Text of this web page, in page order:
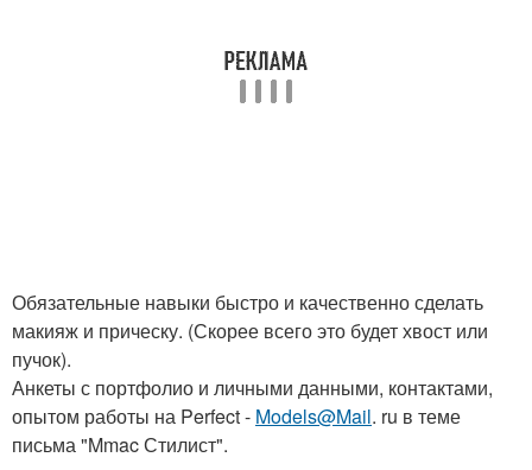
Обязательные навыки быстро и качественно сделать
макияж и прическу. (Скорее всего это будет хвост или
пучок).
Анкеты с портфолио и личными данными, контактами,
опытом работы на Perfect - Models@Mail. ru в теме
письма "Mmac Стилист".